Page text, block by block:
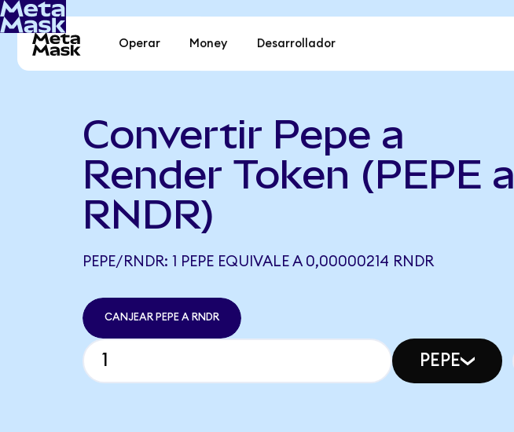
Operar Money Desarrollador
Convertir Pepe a
Render Token (PEPE a
RNDR)
PEPE/RNDR: 1 PEPE EQUIVALE A 0,00000214 RNDR
CANJEAR PEPE A RNDR
PEPE